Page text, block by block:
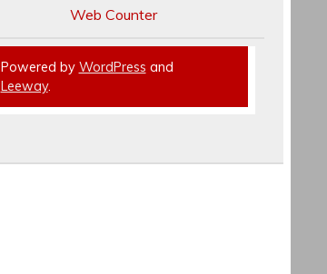
Web Counter
Powered by WordPress and
Leeway.